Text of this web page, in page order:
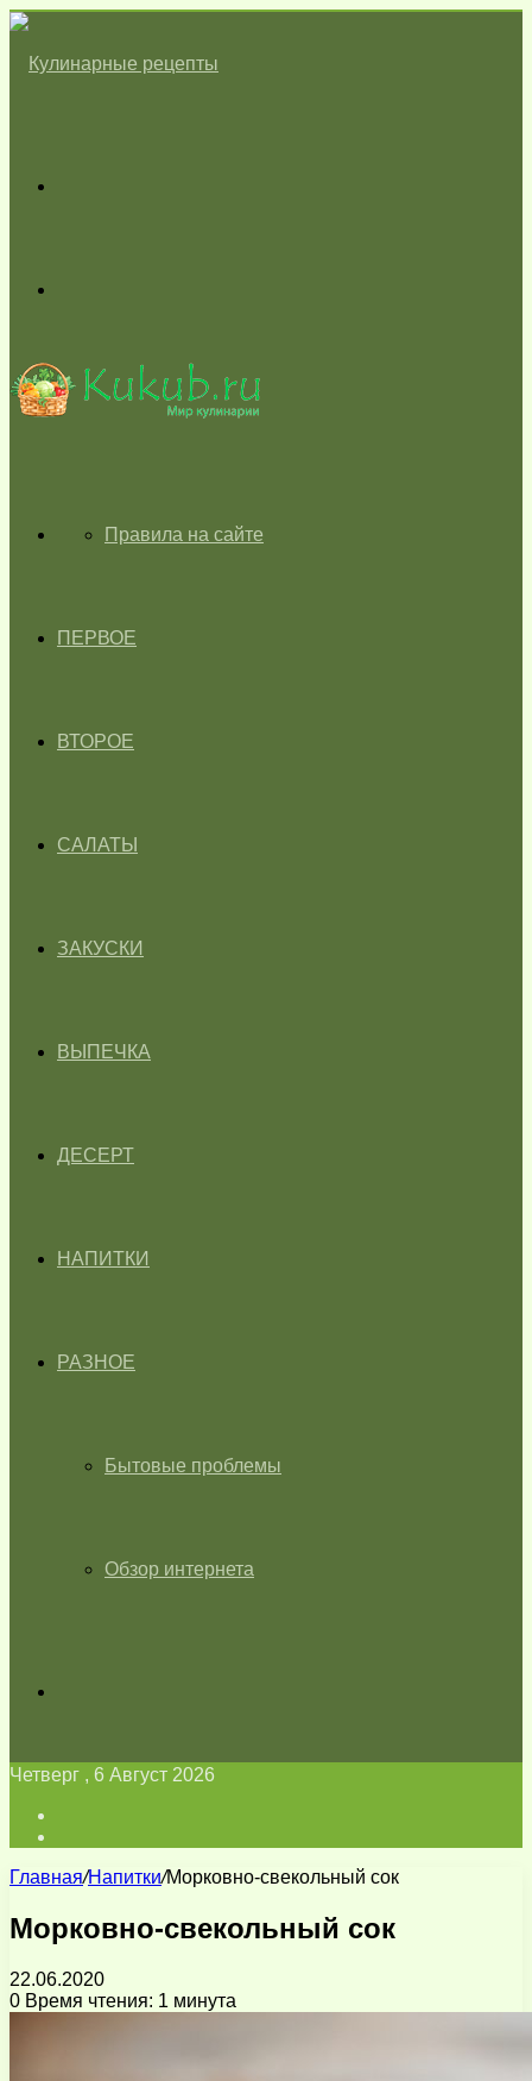
skin
ГЛАВНАЯПравила на сайте
ПЕРВОЕ
ВТОРОЕ
САЛАТЫ
ЗАКУСКИ
ВЫПЕЧКА
ДЕСЕРТ
НАПИТКИ
РАЗНОЕ
Бытовые проблемы
Обзор интернета
Четверг , 6 Август 2026
Главная/Напитки/Морковно-свекольный сок
Морковно-свекольный сок
22.06.2020
0 Время чтения: 1 минута